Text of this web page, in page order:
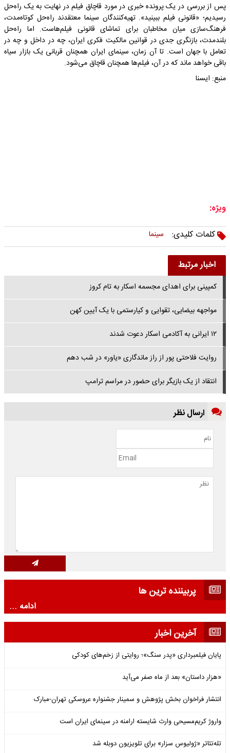
پس از بررسی در یک پرونده خبری در مورد قاچاق فیلم در نهایت به یک راه‌حل
رسیدیم؛ «قانونی فیلم ببینید». تهیه‌کنندگان سینما معتقدند راه‌حل کوتاه‌مدت،
فرهنگ‌سازی میان مخاطبان برای تماشای قانونی فیلم‌هاست. اما راه‌حل
بلندمدت، بازنگری جدی در قوانین مالکیت فکری ایران، چه در داخل و چه در
تعامل با جهان است. تا آن زمان، سینمای ایران همچنان قربانی یک بازار سیاه
باقی خواهد ماند که در آن، فیلم‌ها همچنان قاچاق می‌شود.
منبع: ایسنا
ویژه:
کلمات کلیدی:
سینما
اخبار مرتبط
کمپینی برای اهدای مجسمه اسکار به تام کروز
مواجهه بیضایی، تقوایی و کیارستمی با یک آیین کهن
۱۲ ایرانی به آکادمی اسکار دعوت شدند
روایت فلاحتی پور از راز ماندگاری «یاور» در شب دهم
انتقاد از یک بازیگر برای حضور در مراسم ترامپ
ارسال نظر
پربیننده ترین ها
ادامه ...
آخرین اخبار
پایان فیلمبرداری «پدر سنگ»؛ روایتی از زخم‌های کودکی
«هزار داستان» بعد از ماه صفر می‌آید
انتشار فراخوان بخش پژوهش و سمینار جشنواره عروسکی تهران-مبارک
واروژ کریم‌مسیحی وارث شایسته ارامنه در سینمای ایران است
تله‌تئاتر «ژولیوس سزار» برای تلویزیون دوبله شد